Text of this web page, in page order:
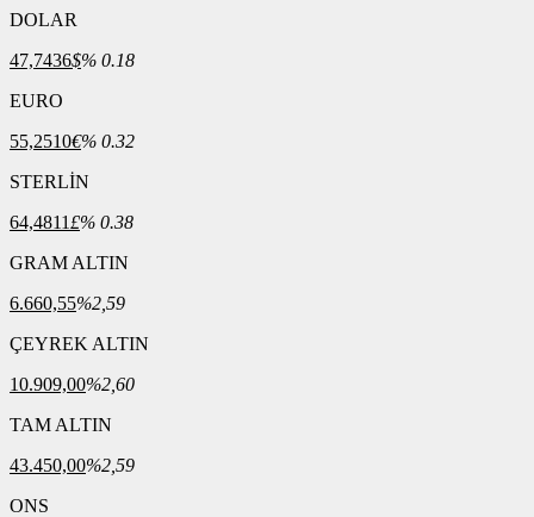
DOLAR
47,7436$% 0.18
EURO
55,2510€% 0.32
STERLİN
64,4811£% 0.38
GRAM ALTIN
6.660,55%2,59
ÇEYREK ALTIN
10.909,00%2,60
TAM ALTIN
43.450,00%2,59
ONS